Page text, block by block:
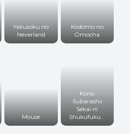
Yakusoku no
Neverland
Kodomo no
Omocha
Mouse
Kono
Subarashii
Sekai ni
Shukufuku...